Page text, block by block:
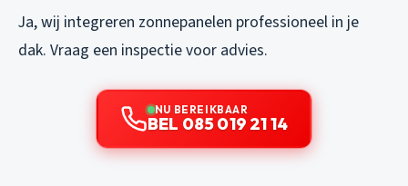
Ja, wij integreren zonnepanelen professioneel in je
dak. Vraag een inspectie voor advies.
NU BEREIKBAAR
BEL 085 019 21 14